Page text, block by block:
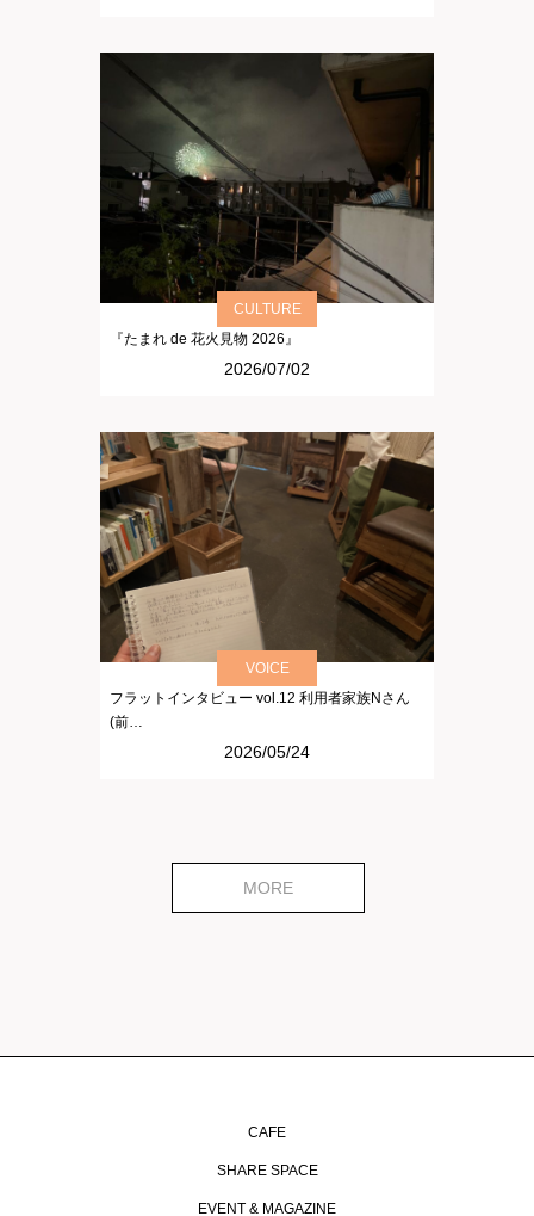
CULTURE
『たまれ de 花火見物 2026』
2026/07/02
VOICE
フラットインタビュー vol.12 利用者家族Nさん
(前…
2026/05/24
MORE
CAFE
SHARE SPACE
EVENT & MAGAZINE